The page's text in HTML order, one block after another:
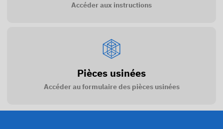
Accéder aux instructions
Pièces usinées
Accéder au formulaire des pièces usinées